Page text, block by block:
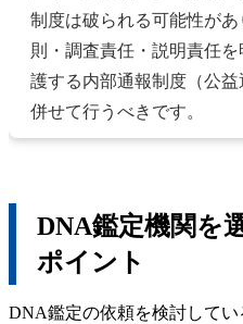
制度は破られる可能性が
則・調査責任・説明責任
護する内部通報制度（公
併せて行うべきです。
DNA鑑定機関を
ポイント
DNA鑑定の依頼を検討して